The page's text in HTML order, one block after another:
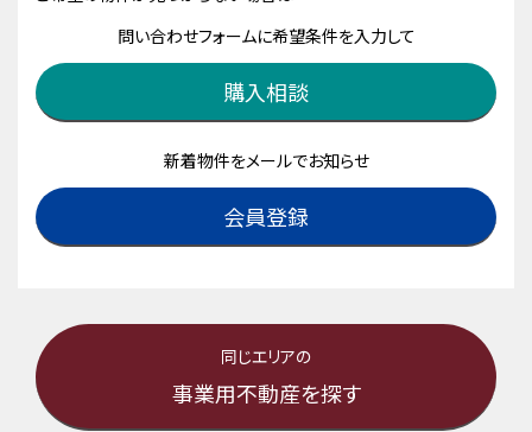
問い合わせフォームに希望条件を入力して
購入相談
新着物件をメールでお知らせ
会員登録
同じエリアの
事業用不動産を探す